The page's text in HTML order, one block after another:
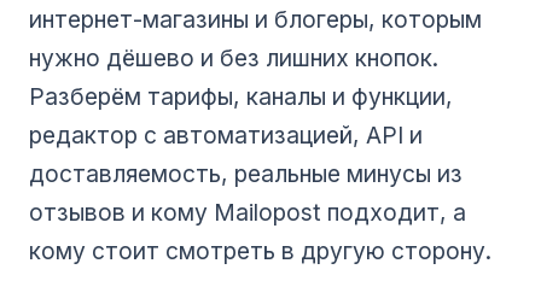
интернет-магазины и блогеры, которым
нужно дёшево и без лишних кнопок.
Разберём тарифы, каналы и функции,
редактор с автоматизацией, API и
доставляемость, реальные минусы из
отзывов и кому Mailopost подходит, а
кому стоит смотреть в другую сторону.